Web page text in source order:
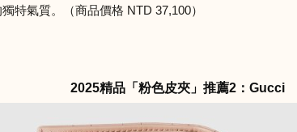
特氣質。（商品價格 NTD 37,100）
2025精品「粉色皮夾」推薦2：Gucci